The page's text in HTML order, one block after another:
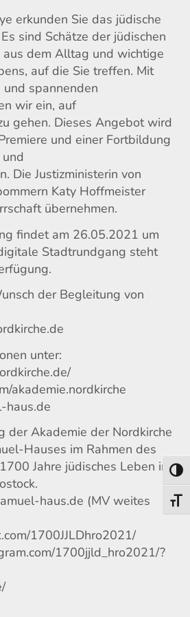
erkunden Sie das jüdische
sind Schätze der jüdischen
dem Alltag und wichtige
auf die Sie treffen. Mit
spannenden
wir ein, auf
gehen. Dieses Angebot wird
und einer Fortbildung
Die Justizministerin von
Katy Hoffmeister
übernehmen.
findet am 26.05.2021 um
Stadtrundgang steht
der Begleitung von
unter:
akademie.nordkirche
haus.de
der Akademie der Nordkirche
Hauses im Rahmen des
Jahre jüdisches Leben in
haus.de (MV weites
1700JJLDhro2021/
1700jjld_hro2021/?